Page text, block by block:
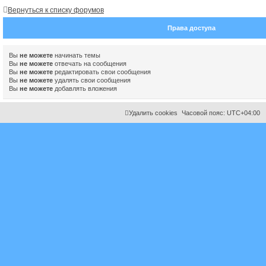
н
н
п
и
с
к
Вернуться к списку форумов
Права доступа
Вы не можете начинать темы
Вы не можете отвечать на сообщения
Вы не можете редактировать свои сообщения
Вы не можете удалять свои сообщения
Вы не можете добавлять вложения
Часовой пояс: UTC+04:00
Удалить cookies